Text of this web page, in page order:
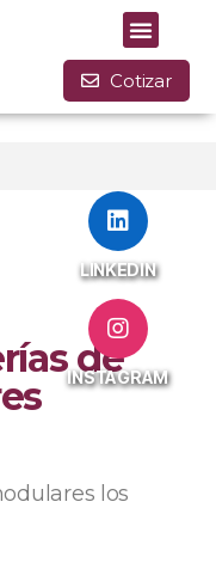
Cotizar
de
los
LINKEDIN
INSTAGRAM